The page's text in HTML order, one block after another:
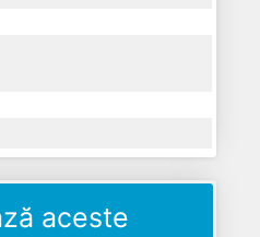
aceste